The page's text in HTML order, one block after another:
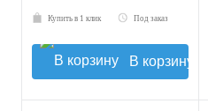
Купить в 1 клик Под заказ
В корзину